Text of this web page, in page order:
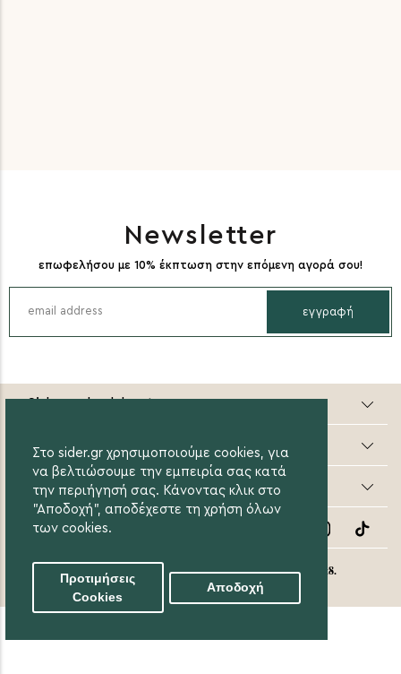
Στο sider.gr χρησιμοποιούμε cookies, για
να βελτιώσουμε την εμπειρία σας κατά
την περιήγησή σας. Κάνοντας κλικ στο
"Αποδοχή", αποδέχεστε τη χρήση όλων
των cookies.
Προτιμήσεις
Cookies
Αποδοχή
Newsletter
επωφελήσου με 10% έκπτωση στην επόμενη αγορά σου!
εγγραφή
Sider valuable steps
Online Αγορές
Οι Αγορές μου
Follow Us
© 2020 Sider.gr All Rights Reserved. Created by eight8.